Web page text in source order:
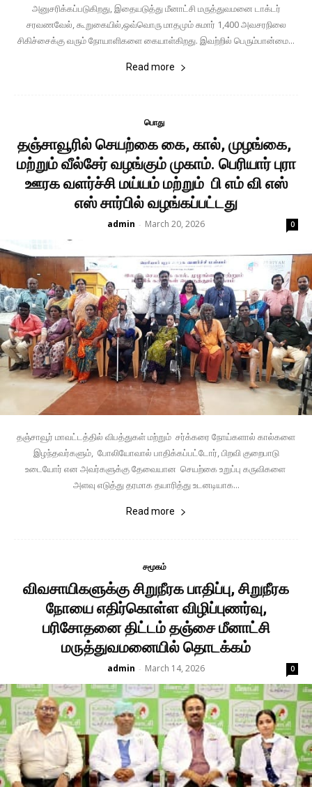
அனுசரிக்கப்படுகிறது, இதையடுத்து மீனாட்சி மருத்துவமனை டாக்டர்
சரவணவேல், கூறுகையில்,ஒவ்வொரு மாதமும் சுமார் 1,400 அவசரநிலை
சிகிச்சைக்கு வரும் நோயாளிகளை கையாள்கிறது. இவற்றில் பெரும்பான்மை...
Read more
பொது
தஞ்சாவூரில் செயற்கை கை, கால், முழங்கை,
மற்றும் வீல்சேர் வழங்கும் முகாம். பெரியார் புரா
ஊரக வளர்ச்சி மய்யம் மற்றும் பி எம் வி எஸ்
எஸ் சார்பில் வழங்கப்பட்டது
admin - March 20, 2026 0
தஞ்சாவூர் மாவட்டத்தில் விபத்துகள் மற்றும் சர்க்கரை நோய்களால் கால்களை
இழந்தவர்களும், போலியோவால் பாதிக்கப்பட்டோர், பிறவி குறைபாடு
உடையோர் என அவர்களுக்கு தேவையான செயற்கை உறுப்பு கருவிகளை
அளவு எடுத்து தரமாக தயாரித்து உடனடியாக...
Read more
சமூகம்
விவசாயிகளுக்கு சிறுநீரக பாதிப்பு, சிறுநீரக
நோயை எதிர்கொள்ள விழிப்புணர்வு,
பரிசோதனை திட்டம் தஞ்சை மீனாட்சி
மருத்துவமனையில் தொடக்கம்
admin - March 14, 2026 0